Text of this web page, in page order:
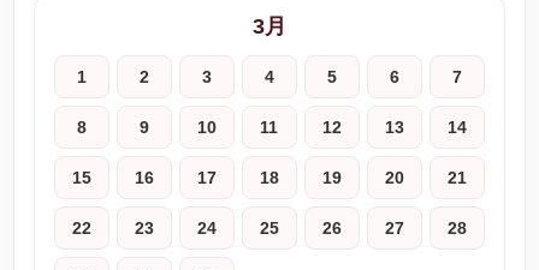
3月
1 2 3 4 5 6 7
8 9 10 11 12 13 14
15 16 17 18 19 20 21
22 23 24 25 26 27 28